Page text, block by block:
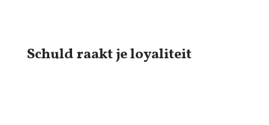
Schuld raakt je loyaliteit